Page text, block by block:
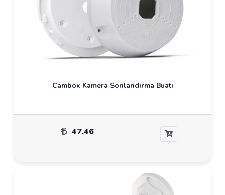
Cambox Kamera Sonlandırma Buatı
47,46